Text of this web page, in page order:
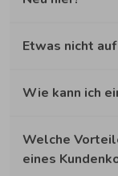
Etwas nicht
Wie kann ich
Welche
eines